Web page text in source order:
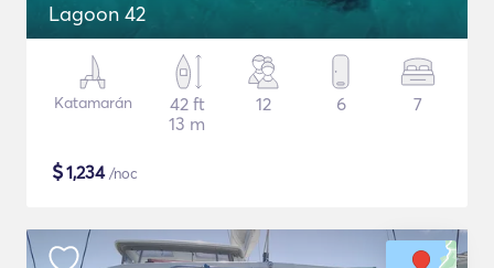
Lagoon 42
Katamarán
42 ft
13 m
12 6 7
$1,234/noc